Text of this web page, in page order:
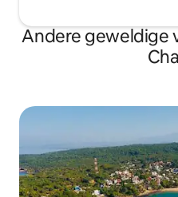
Andere geweldige